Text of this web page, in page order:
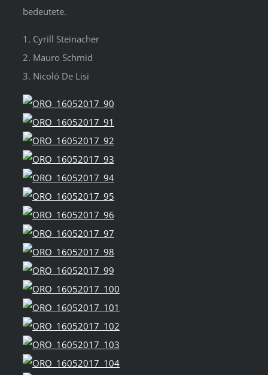
bedeutete.
1. Cyrill Steinacher
2. Mauro Schmid
3. Nicoló De Lisi